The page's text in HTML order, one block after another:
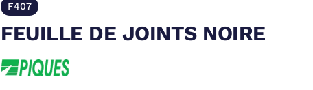
F407
FEUILLE DE JOINTS NOIRE